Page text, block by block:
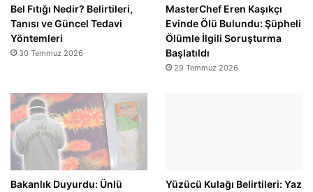
Bel Fıtığı Nedir? Belirtileri,
Tanısı ve Güncel Tedavi
Yöntemleri
30 Temmuz 2026
MasterChef Eren Kaşıkçı
Evinde Ölü Bulundu: Şüpheli
Ölümle İlgili Soruşturma
Başlatıldı
29 Temmuz 2026
Bakanlık Duyurdu: Ünlü
Yüzücü Kulağı Belirtileri: Yaz